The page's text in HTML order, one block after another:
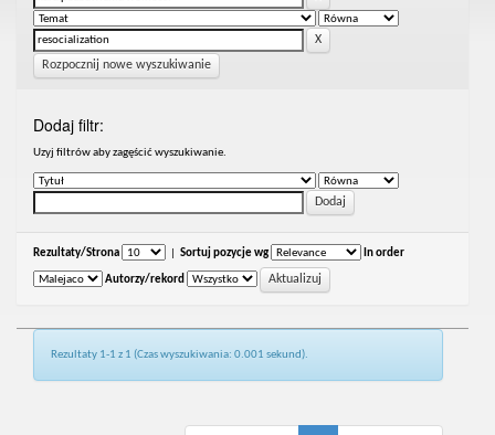
Rozpocznij nowe wyszukiwanie
Dodaj filtr:
Uzyj filtrów aby zagęścić wyszukiwanie.
Rezultaty/Strona Sortuj pozycje wg In order
Autorzy/rekord
Rezultaty 1-1 z 1 (Czas wyszukiwania: 0.001 sekund).